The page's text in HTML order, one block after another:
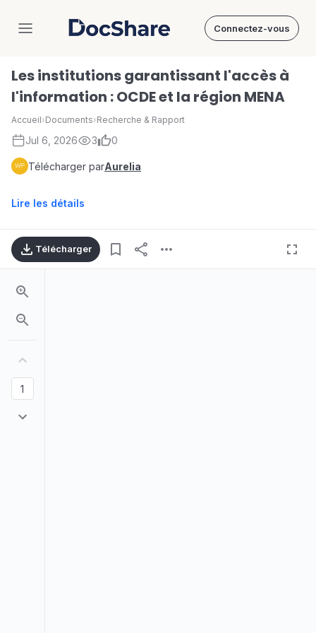
DocShare Connectez-vous
Les institutions garantissant l'accès à
l'information : OCDE et la région MENA
Accueil›Documents›Recherche & Rapport
Jul 6, 2026 3 0
Télécharger parAurelia
Lire les détails
Télécharger